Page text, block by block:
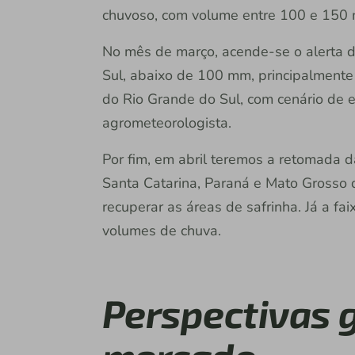
chuvoso, com volume entre 100 e 150
No mês de março, acende-se o alerta
Sul, abaixo de 100 mm,
do Rio Grande do Sul, com cenário de
agrometeorologista.
Por fim, em abril teremos a retomada
Santa Catarina, Paraná e Mato
recuperar as áreas de safrinha. Já a
volumes de chuva.
Perspectivas